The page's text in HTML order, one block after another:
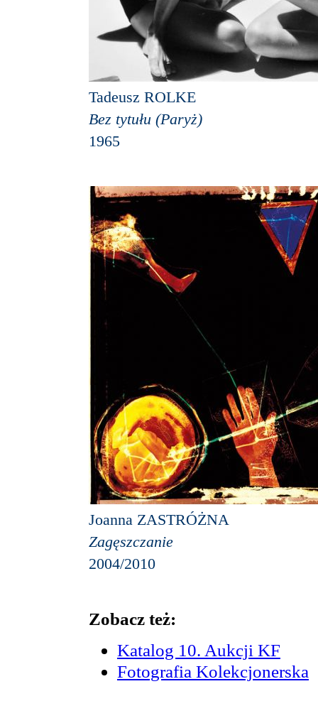
Tadeusz ROLKE
Bez tytułu (Paryż)
1965
Joanna ZASTRÓŻNA
Zagęszczanie
2004/2010
Zobacz też:
Katalog 10. Aukcji KF
Fotografia Kolekcjonerska